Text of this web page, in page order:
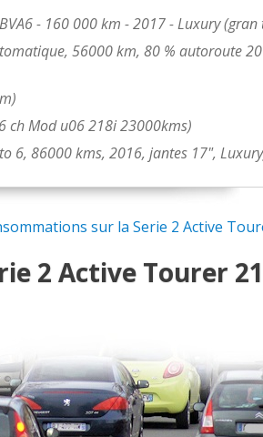
)
18(0 )
(0
2016 lounge(0 )
- 160 000 km - 2017 - Luxury (gran
56000 km, 80 % autoroute
ch Mod u06 218i 23000kms)
6, 86000 kms, 2016, jantes 17",
sur la Serie 2 Active
2 Active Tourer